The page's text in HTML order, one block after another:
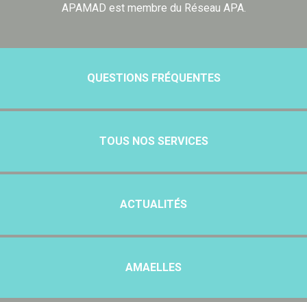
APAMAD est membre du Réseau APA.
QUESTIONS FRÉQUENTES
TOUS NOS SERVICES
ACTUALITÉS
AMAELLES